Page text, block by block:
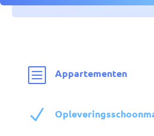
b Appartementen
N